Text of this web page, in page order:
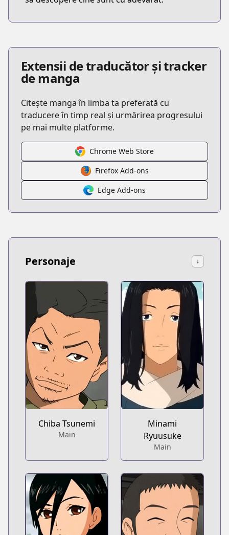
Extensii de traducător și tracker
de manga
Citește manga în limba ta preferată cu
traducere în timp real și urmărirea progresului
pe mai multe platforme.
Chrome Web Store
Firefox Add-ons
Edge Add-ons
Personaje ↓
Chiba Tsunemi
Main
Minami
Ryuusuke
Main